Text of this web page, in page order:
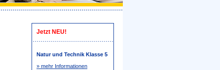
Jetzt NEU!
Natur und Technik Klasse 5
» mehr Informationen